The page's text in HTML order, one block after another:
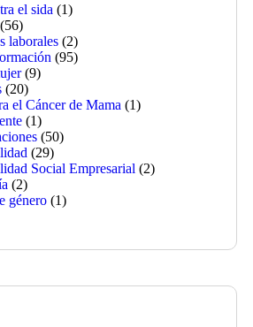
el sida (1)
(56)
laborales (2)
(95)
(9)
(20)
el Cáncer de Mama (1)
(1)
(50)
(29)
Social Empresarial (2)
(2)
género (1)